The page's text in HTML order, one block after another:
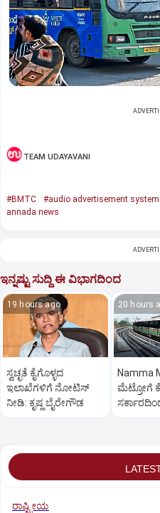
TEAM UDAYAVANI
#BMTC #audio advertisement system
annada news
ಇನ್ನಷ್ಟು ಸುದ್ದಿ ಈ ವಿಭಾಗದಿಂದ
19 hours ago
ಸ್ವಚ್ಛತೆ ಕೈಗೊಳ್ಳದ
ಇಲಾಖೆಗಳಿಗೆ ನೋಟಿಸ್‌
ನೀಡಿ: ಕೃಷ್ಣ ಬೈರೇಗೌಡ
20 hours
Namma
ಮೆಟ್ರೋಗೆ
ರಾಷ್ಟ್ರೀಯ